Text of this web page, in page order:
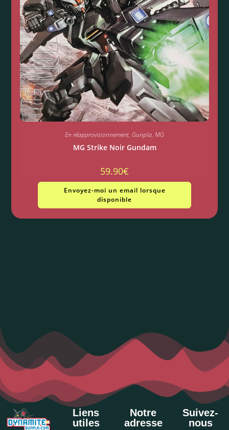
En réapprovisionnement, Gunpla, MG
MG Strike Noir Gundam
59.90€
Envoyez-moi un email lorsque
disponible
Liens
utiles
Notre
adresse
Suivez-
nous